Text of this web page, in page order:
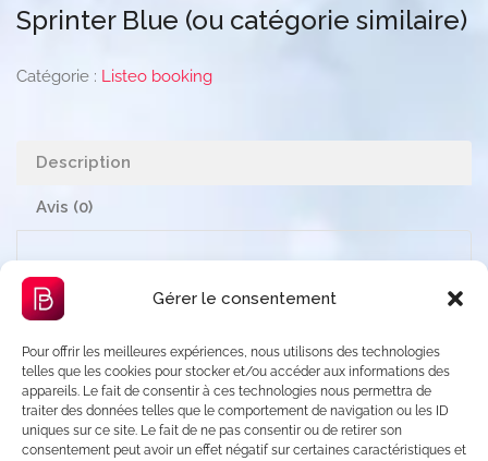
Gérer le consentement
Pour offrir les meilleures expériences, nous utilisons des technologies
telles que les cookies pour stocker et/ou accéder aux informations des
appareils. Le fait de consentir à ces technologies nous permettra de
traiter des données telles que le comportement de navigation ou les ID
uniques sur ce site. Le fait de ne pas consentir ou de retirer son
consentement peut avoir un effet négatif sur certaines caractéristiques et
Sprinter Blue (ou catégorie similaire)
Catégorie : Listeo booking
Description
Avis (0)
Product Description
🎉 Découvrez le Sprinter VIP 6 places, pensé pour
les déplacements en groupe qui allient confort,
modernité et raffinement. Avec son intérieur
spacieux et élégant, il est idéal pour vos voyages
professionnels, événements privés ou escapades